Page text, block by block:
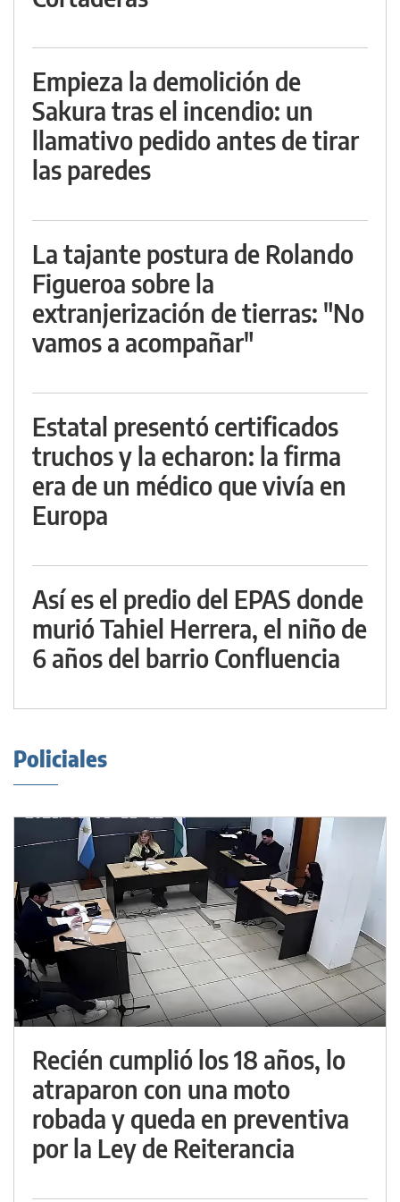
Empieza la demolición de
Sakura tras el incendio: un
llamativo pedido antes de tirar
las paredes
La tajante postura de Rolando
Figueroa sobre la
extranjerización de tierras: "No
vamos a acompañar"
Estatal presentó certificados
truchos y la echaron: la firma
era de un médico que vivía en
Europa
Así es el predio del EPAS donde
murió Tahiel Herrera, el niño de
6 años del barrio Confluencia
Policiales
Recién cumplió los 18 años, lo
atraparon con una moto
robada y queda en preventiva
por la Ley de Reiterancia